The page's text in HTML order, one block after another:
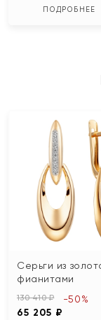
ПОДРОБНЕЕ
Серьги из
фианитами
130 410 ₽
65 205 ₽
-50%